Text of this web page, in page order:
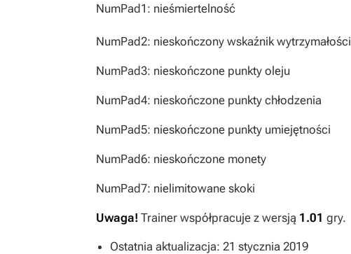
NumPad1: nieśmiertelność
NumPad2: nieskończony wskaźnik wytrzymałości
NumPad3: nieskończone punkty oleju
NumPad4: nieskończone punkty chłodzenia
NumPad5: nieskończone punkty umiejętności
NumPad6: nieskończone monety
NumPad7: nielimitowane skoki
Uwaga! Trainer współpracuje z wersją 1.01 gry.
Ostatnia aktualizacja: 21 stycznia 2019